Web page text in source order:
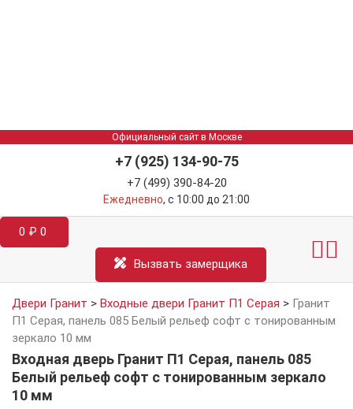
Официальный сайт в Москве
+7 (925) 134-90-75
+7 (499) 390-84-20
Ежедневно, с 10:00 до 21:00
0 ₽ 0
Вызвать замерщика
Двери Гранит > Входные двери Гранит П1 Серая > Гранит
П1 Серая, панель 085 Белый рельеф софт с тонированным
зеркало 10 мм
Входная дверь Гранит П1 Серая, панель 085
Белый рельеф софт с тонированным зеркало
10 мм